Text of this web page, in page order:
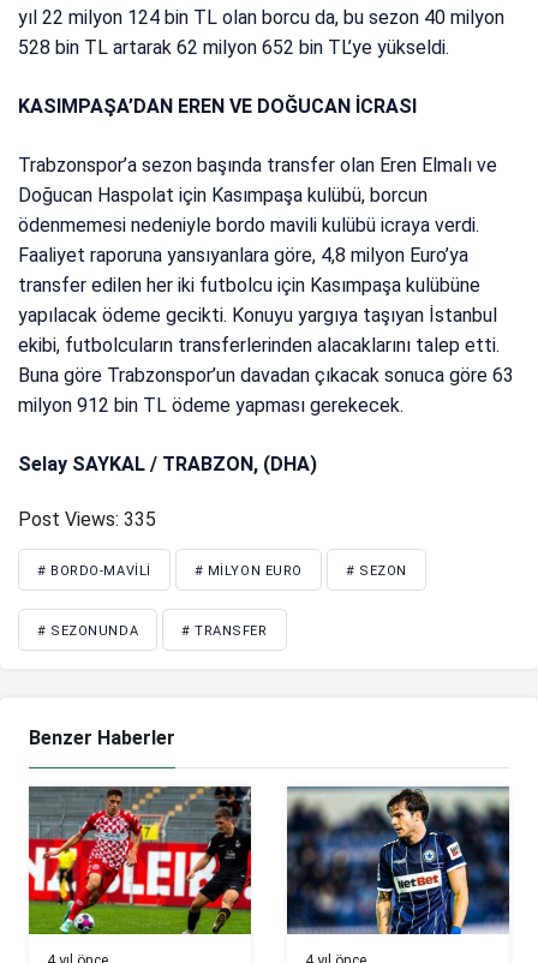
yıl 22 milyon 124 bin TL olan borcu da, bu sezon 40 milyon
528 bin TL artarak 62 milyon 652 bin TL’ye yükseldi.
KASIMPAŞA’DAN EREN VE DOĞUCAN İCRASI
Trabzonspor’a sezon başında transfer olan Eren Elmalı ve
Doğucan Haspolat için Kasımpaşa kulübü, borcun
ödenmemesi nedeniyle bordo mavili kulübü icraya verdi.
Faaliyet raporuna yansıyanlara göre, 4,8 milyon Euro’ya
transfer edilen her iki futbolcu için Kasımpaşa kulübüne
yapılacak ödeme gecikti. Konuyu yargıya taşıyan İstanbul
ekibi, futbolcuların transferlerinden alacaklarını talep etti.
Buna göre Trabzonspor’un davadan çıkacak sonuca göre 63
milyon 912 bin TL ödeme yapması gerekecek.
Selay SAYKAL / TRABZON, (DHA)
Post Views: 335
# BORDO-MAVILI # MILYON EURO # SEZON
# SEZONUNDA # TRANSFER
Benzer Haberler